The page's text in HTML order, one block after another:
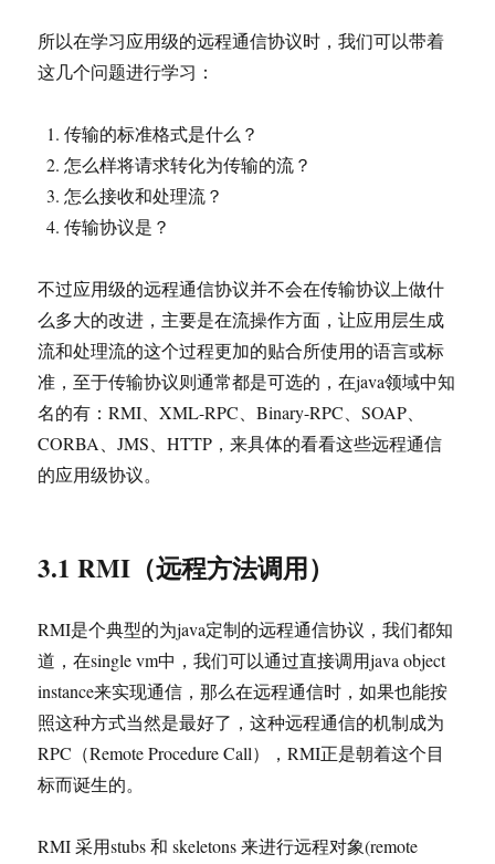
所以在学习应用级的远程通信协议时，我们可以带着
这几个问题进行学习：
传输的标准格式是什么？
怎么样将请求转化为传输的流？
怎么接收和处理流？
传输协议是？
不过应用级的远程通信协议并不会在传输协议上做什
么多大的改进，主要是在流操作方面，让应用层生成
流和处理流的这个过程更加的贴合所使用的语言或标
准，至于传输协议则通常都是可选的，在java领域中知
名的有：RMI、XML-RPC、Binary-RPC、SOAP、
CORBA、JMS、HTTP，来具体的看看这些远程通信
的应用级协议。
3.1 RMI（远程方法调用）
RMI是个典型的为java定制的远程通信协议，我们都知
道，在single vm中，我们可以通过直接调用java object
instance来实现通信，那么在远程通信时，如果也能按
照这种方式当然是最好了，这种远程通信的机制成为
RPC（Remote Procedure Call），RMI正是朝着这个目
标而诞生的。
RMI 采用stubs 和 skeletons 来进行远程对象(remote